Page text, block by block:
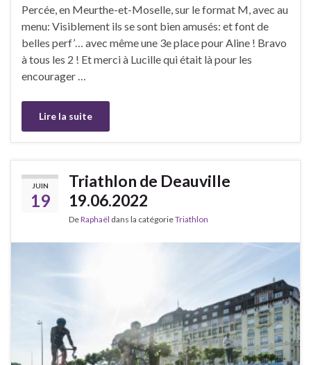
Percée, en Meurthe-et-Moselle, sur le format M, avec au
menu: Visiblement ils se sont bien amusés: et font de
belles perf’… avec même une 3e place pour Aline ! Bravo
à tous les 2 ! Et merci à Lucille qui était là pour les
encourager …
Lire la suite
JUIN
19
Triathlon de Deauville
19.06.2022
DeRaphaël dans la catégorieTriathlon